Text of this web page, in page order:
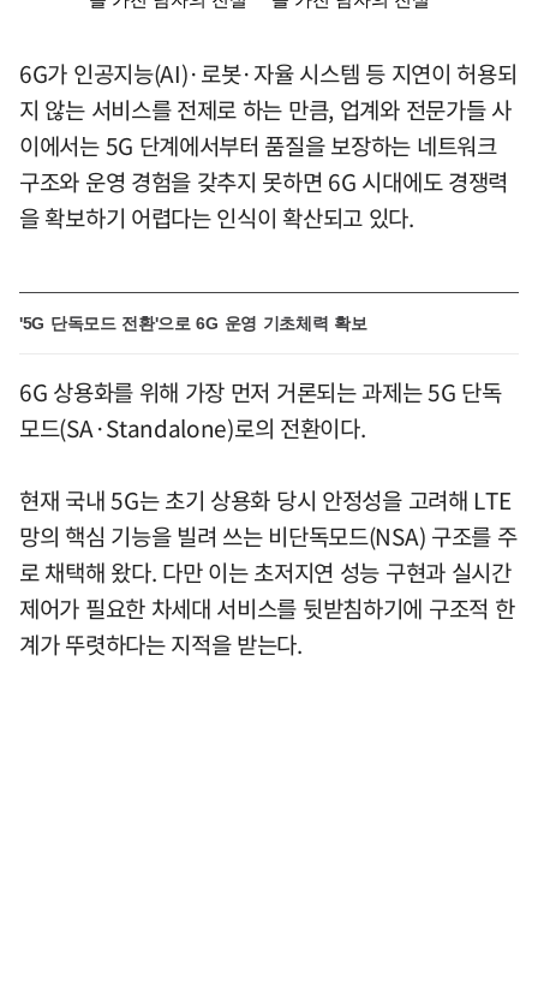
6G가 인공지능(AI)·로봇·자율 시스템 등 지연이 허용되
지 않는 서비스를 전제로 하는 만큼, 업계와 전문가들 사
이에서는 5G 단계에서부터 품질을 보장하는 네트워크
구조와 운영 경험을 갖추지 못하면 6G 시대에도 경쟁력
을 확보하기 어렵다는 인식이 확산되고 있다.
'5G 단독모드 전환'으로 6G 운영 기초체력 확보
6G 상용화를 위해 가장 먼저 거론되는 과제는 5G 단독
모드(SA·Standalone)로의 전환이다.
현재 국내 5G는 초기 상용화 당시 안정성을 고려해 LTE
망의 핵심 기능을 빌려 쓰는 비단독모드(NSA) 구조를 주
로 채택해 왔다. 다만 이는 초저지연 성능 구현과 실시간
제어가 필요한 차세대 서비스를 뒷받침하기에 구조적 한
계가 뚜렷하다는 지적을 받는다.